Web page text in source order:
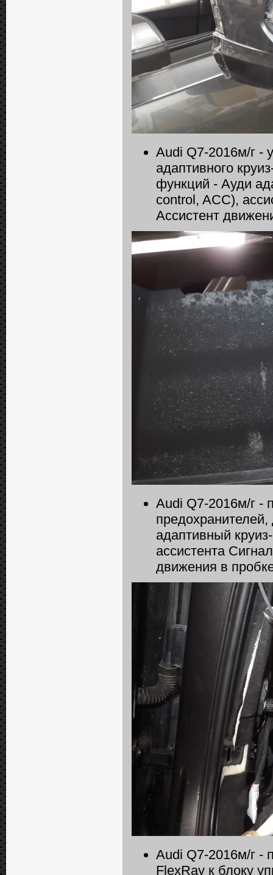
Audi Q7-2016м/г -
адаптивного
функций - Ауди
сontrol, ACC),
Ассистент
Audi Q7-2016м/г -
адаптивный
ассистента
движения в
Audi Q7-2016м/г -
FlexRay к блоку